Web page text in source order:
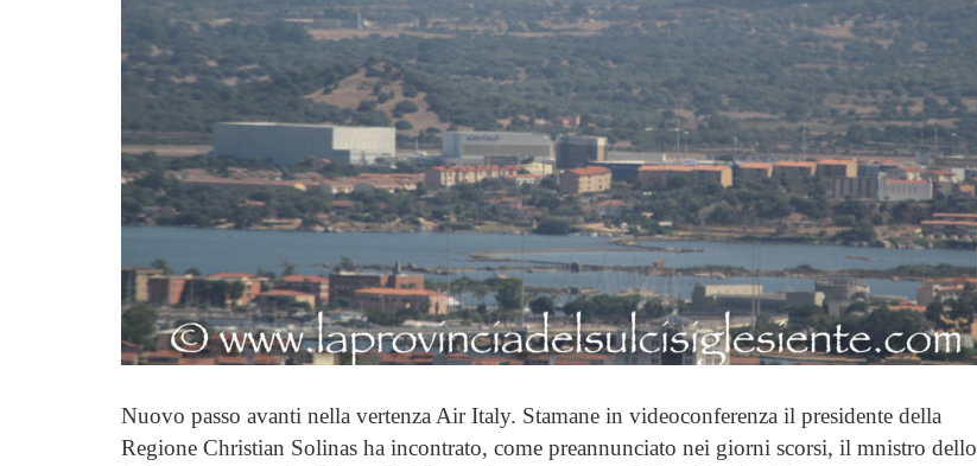
Nuovo passo avanti nella vertenza Air Italy. Stamane in videoconferenza il presidente della
Regione Christian Solinas ha incontrato, come preannunciato nei giorni scorsi, il mnistro dello